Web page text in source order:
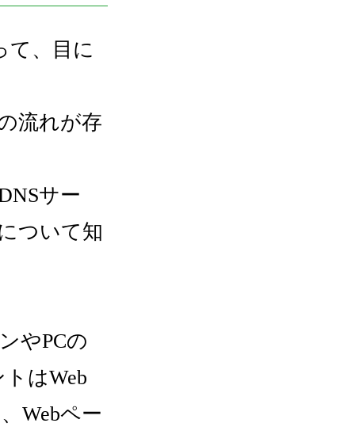
て、目に
流れが存
サー
ついて知
やPCの
はWeb
Webペー